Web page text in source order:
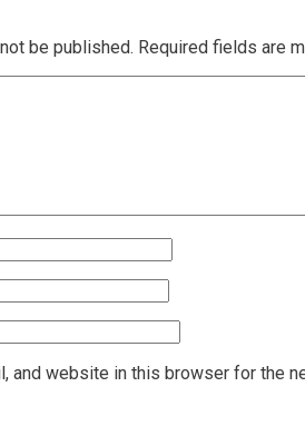
be published. Required fields are
and website in this browser for the